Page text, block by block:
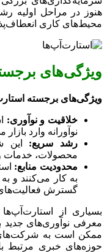
هنوز در مراحل اولیه
محیط‌های کاری
ویژگی‌های
ویژگی‌های برجسته
خلاقیت و نوآوری:
نوآورانه وارد
رشد سریع: این
محصولات، خدمات
محدودیت منابع:
به کار می‌کنند و
گسترش
بسیاری از
معرفی نوآوری‌های
ممکن است به شرکت‌های
حوزه‌های خبری مرتبط با